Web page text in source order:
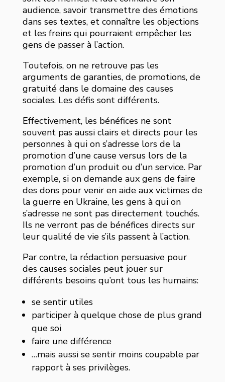
audience, savoir transmettre des émotions
dans ses textes, et connaître les objections
et les freins qui pourraient empêcher les
gens de passer à l’action.
Toutefois, on ne retrouve pas les
arguments de garanties, de promotions, de
gratuité dans le domaine des causes
sociales. Les défis sont différents.
Effectivement, les bénéfices ne sont
souvent pas aussi clairs et directs pour les
personnes à qui on s’adresse lors de la
promotion d’une cause versus lors de la
promotion d’un produit ou d’un service. Par
exemple, si on demande aux gens de faire
des dons pour venir en aide aux victimes de
la guerre en Ukraine, les gens à qui on
s’adresse ne sont pas directement touchés.
Ils ne verront pas de bénéfices directs sur
leur qualité de vie s’ils passent à l’action.
Par contre, la rédaction persuasive pour
des causes sociales peut jouer sur
différents besoins qu’ont tous les humains:
se sentir utiles
participer à quelque chose de plus grand
que soi
faire une différence
…mais aussi se sentir moins coupable par
rapport à ses privilèges.